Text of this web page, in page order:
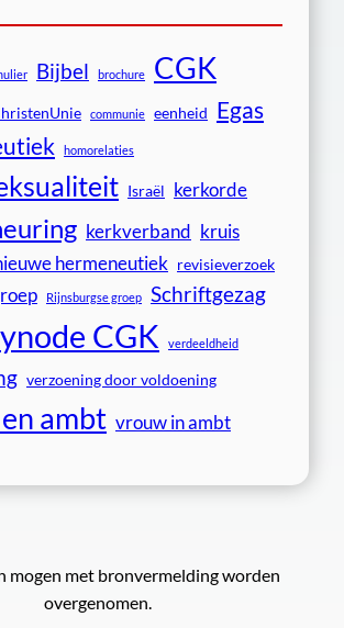
Bijbel brochure CGK
communie eenheid Egas
homorelaties
Israël kerkorde
kerkverband kruis
hermeneutiek revisieverzoek
Rijnsburgse groep Schriftgezag
CGK verdeeldheid
verzoening door voldoening
ambt vrouw in ambt
mogen met bronvermelding worden
overgenomen.